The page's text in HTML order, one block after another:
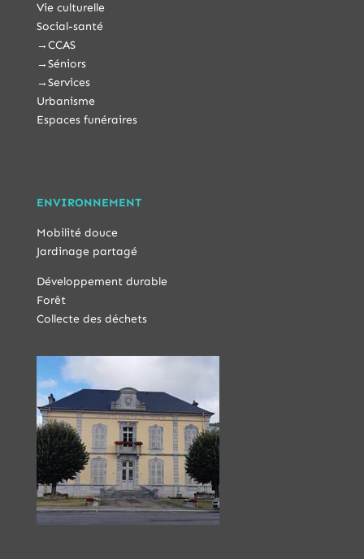
Vie culturelle
Social-santé
→CCAS
→Séniors
→Services
Urbanisme
Espaces funéraires
ENVIRONNEMENT
Mobilité douce
Jardinage partagé
Développement durable
Forêt
Collecte des déchets